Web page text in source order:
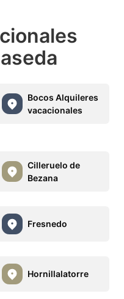
Bocos Alquileres
vacacionales
Cilleruelo de
Bezana
Fresnedo
Hornillalatorre